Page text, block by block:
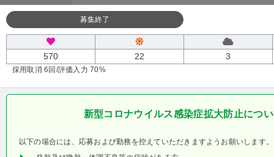
募集終了
570 22 3
採用取消 6回 /評価入力 70%
新型コロナウイルス感染症拡大防止につ
以下の場合には、応募および勤務を控えていただきますようお願いします。